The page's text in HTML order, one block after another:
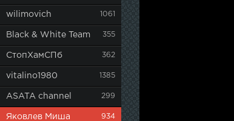
wilimovich 1061
Black & White Team 355
СтопХамСПб 362
vitalino1980 1385
ASATA channel 299
Яковлев Миша 934